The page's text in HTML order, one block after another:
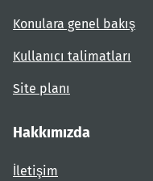
Konulara genel bakış
Kullanıcı talimatları
Site planı
Hakkımızda
İletişim